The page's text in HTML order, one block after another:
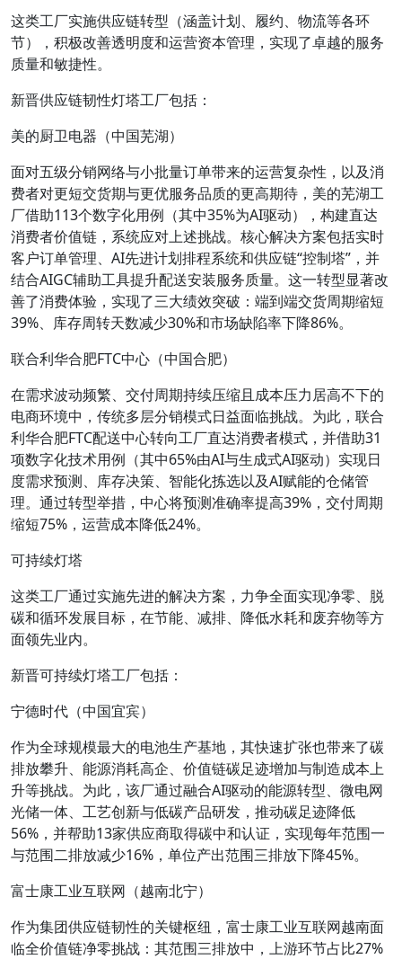
这类工厂实施供应链转型（涵盖计划、履约、物流等各环
节），积极改善透明度和运营资本管理，实现了卓越的服务
质量和敏捷性。
新晋供应链韧性灯塔工厂包括：
美的厨卫电器（中国芜湖）
面对五级分销网络与小批量订单带来的运营复杂性，以及消
费者对更短交货期与更优服务品质的更高期待，美的芜湖工
厂借助113个数字化用例（其中35%为AI驱动），构建直达
消费者价值链，系统应对上述挑战。核心解决方案包括实时
客户订单管理、AI先进计划排程系统和供应链“控制塔”，并
结合AIGC辅助工具提升配送安装服务质量。这一转型显著改
善了消费体验，实现了三大绩效突破：端到端交货周期缩短
39%、库存周转天数减少30%和市场缺陷率下降86%。
联合利华合肥FTC中心（中国合肥）
在需求波动频繁、交付周期持续压缩且成本压力居高不下的
电商环境中，传统多层分销模式日益面临挑战。为此，联合
利华合肥FTC配送中心转向工厂直达消费者模式，并借助31
项数字化技术用例（其中65%由AI与生成式AI驱动）实现日
度需求预测、库存决策、智能化拣选以及AI赋能的仓储管
理。通过转型举措，中心将预测准确率提高39%，交付周期
缩短75%，运营成本降低24%。
可持续灯塔
这类工厂通过实施先进的解决方案，力争全面实现净零、脱
碳和循环发展目标，在节能、减排、降低水耗和废弃物等方
面领先业内。
新晋可持续灯塔工厂包括：
宁德时代（中国宜宾）
作为全球规模最大的电池生产基地，其快速扩张也带来了碳
排放攀升、能源消耗高企、价值链碳足迹增加与制造成本上
升等挑战。为此，该厂通过融合AI驱动的能源转型、微电网
光储一体、工艺创新与低碳产品研发，推动碳足迹降低
56%，并帮助13家供应商取得碳中和认证，实现每年范围一
与范围二排放减少16%，单位产出范围三排放下降45%。
富士康工业互联网（越南北宁）
作为集团供应链韧性的关键枢纽，富士康工业互联网越南面
临全价值链净零挑战：其范围三排放中，上游环节占比27%